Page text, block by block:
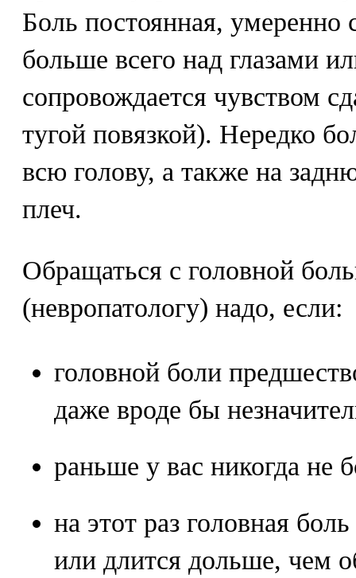
Боль постоянная, умеренно
больше всего над глазами
сопровождается чувством
тугой повязкой). Нередко
всю голову, а также на
плеч.
Обращаться с головной
(невропатологу) надо, если:
головной боли
даже вроде бы
раньше у вас никогда не
на этот раз головная
или длится дольше, чем